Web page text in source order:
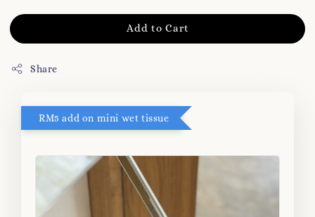
Add to Cart
Share
RM5 add on mini wet tissue